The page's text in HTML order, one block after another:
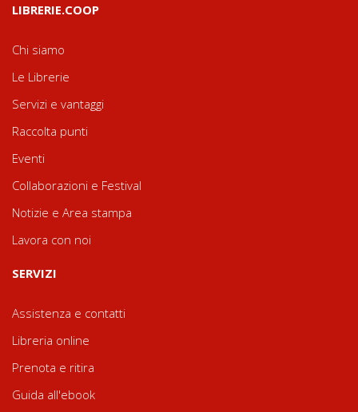
LIBRERIE.COOP
Chi siamo
Le Librerie
Servizi e vantaggi
Raccolta punti
Eventi
Collaborazioni e Festival
Notizie e Area stampa
Lavora con noi
SERVIZI
Assistenza e contatti
Libreria online
Prenota e ritira
Guida all'ebook